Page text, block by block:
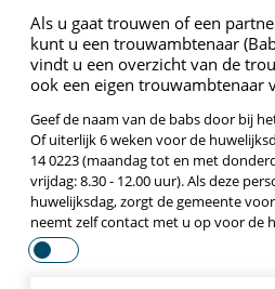
Als u gaat trouwen of een
kunt u een trouwambtenaar
vindt u een overzicht van de
ook een eigen trouwambtenaar
Geef de naam van de babs door bij
Of uiterlijk 6 weken voor de
14 0223 (maandag tot en met
vrijdag: 8.30 - 12.00 uur). Als deze
huwelijksdag, zorgt de gemeente
neemt zelf contact met u op voor de